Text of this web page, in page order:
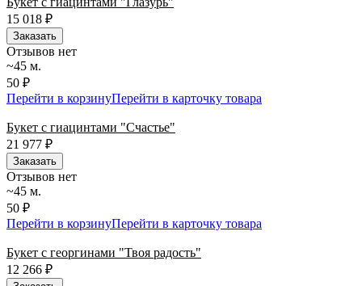
15 018 ₽
Заказать
Отзывов нет
~45 м.
50 ₽
Перейти в корзинуПерейти в карточку товара
Букет с гиацинтами "Счастье"
21 977 ₽
Заказать
Отзывов нет
~45 м.
50 ₽
Перейти в корзинуПерейти в карточку товара
Букет с георгинами "Твоя радость"
12 266 ₽